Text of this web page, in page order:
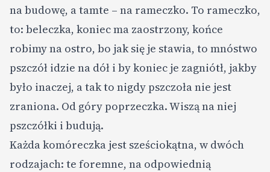
na budowę, a tamte – na rameczko. To rameczko,
to: beleczka, koniec ma zaostrzony, końce
robimy na ostro, bo jak się je stawia, to mnóstwo
pszczół idzie na dół i by koniec je zagniótł, jakby
było inaczej, a tak to nigdy pszczoła nie jest
zraniona. Od góry poprzeczka. Wiszą na niej
pszczółki i budują.
Każda komóreczka jest sześciokątna, w dwóch
rodzajach: te foremne, na odpowiednią